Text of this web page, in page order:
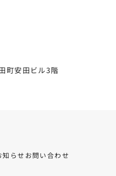
町安田ビル3階
知らせ お問い合わせ